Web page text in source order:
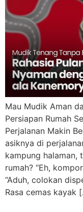
Mau Mudik Aman
Persiapan Rumah
Perjalanan Makin
asiknya di
kampung
rumah? “Eh,
“Aduh, colokan
Rasa cemas kayak